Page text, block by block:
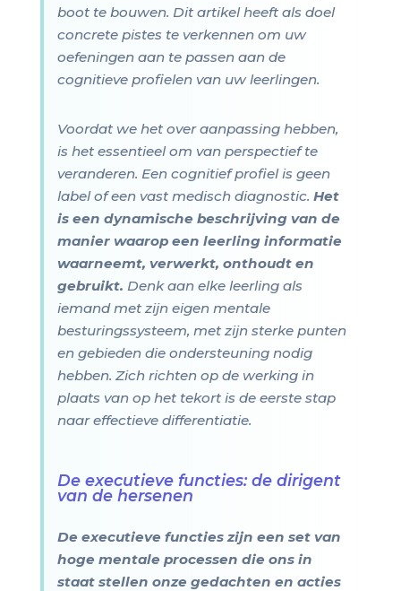
boot te bouwen. Dit artikel heeft als doel
concrete pistes te verkennen om uw
oefeningen aan te passen aan de
cognitieve profielen van uw leerlingen.
Voordat we het over aanpassing hebben,
is het essentieel om van perspectief te
veranderen. Een cognitief profiel is geen
label of een vast medisch diagnostic. Het
is een dynamische beschrijving van de
manier waarop een leerling informatie
waarneemt, verwerkt, onthoudt en
gebruikt. Denk aan elke leerling als
iemand met zijn eigen mentale
besturingssysteem, met zijn sterke punten
en gebieden die ondersteuning nodig
hebben. Zich richten op de werking in
plaats van op het tekort is de eerste stap
naar effectieve differentiatie.
De executieve functies: de dirigent
van de hersenen
De executieve functies zijn een set van
hoge mentale processen die ons in
staat stellen onze gedachten en acties